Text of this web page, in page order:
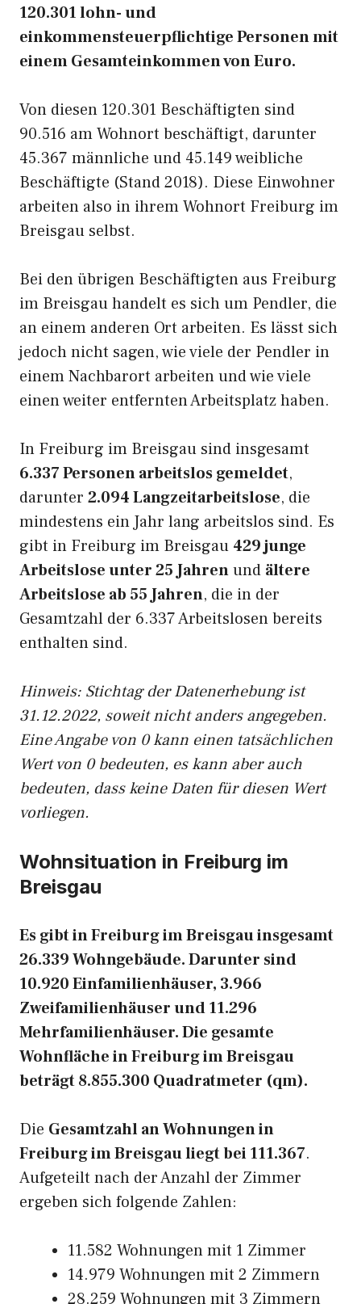
120.301 lohn- und
einkommensteuerpflichtige Personen mit
einem Gesamteinkommen von Euro.
Von diesen 120.301 Beschäftigten sind
90.516 am Wohnort beschäftigt, darunter
45.367 männliche und 45.149 weibliche
Beschäftigte (Stand 2018). Diese Einwohner
arbeiten also in ihrem Wohnort Freiburg im
Breisgau selbst.
Bei den übrigen Beschäftigten aus Freiburg
im Breisgau handelt es sich um Pendler, die
an einem anderen Ort arbeiten. Es lässt sich
jedoch nicht sagen, wie viele der Pendler in
einem Nachbarort arbeiten und wie viele
einen weiter entfernten Arbeitsplatz haben.
In Freiburg im Breisgau sind insgesamt
6.337 Personen arbeitslos gemeldet,
darunter 2.094 Langzeitarbeitslose, die
mindestens ein Jahr lang arbeitslos sind. Es
gibt in Freiburg im Breisgau 429 junge
Arbeitslose unter 25 Jahrenund ältere
Arbeitslose ab 55 Jahren, die in der
Gesamtzahl der 6.337 Arbeitslosen bereits
enthalten sind.
Hinweis: Stichtag der Datenerhebung ist
31.12.2022, soweit nicht anders angegeben.
Eine Angabe von 0 kann einen tatsächlichen
Wert von 0 bedeuten, es kann aber auch
bedeuten, dass keine Daten für diesen Wert
vorliegen.
Wohnsituation in Freiburg im
Breisgau
Es gibt in Freiburg im Breisgau insgesamt
26.339 Wohngebäude. Darunter sind
10.920 Einfamilienhäuser, 3.966
Zweifamilienhäuser und 11.296
Mehrfamilienhäuser. Die gesamte
Wohnfläche in Freiburg im Breisgau
beträgt 8.855.300 Quadratmeter (qm).
Die Gesamtzahl an Wohnungen in
Freiburg im Breisgau liegt bei 111.367.
Aufgeteilt nach der Anzahl der Zimmer
ergeben sich folgende Zahlen:
11.582 Wohnungen mit 1 Zimmer
14.979 Wohnungen mit 2 Zimmern
28.259 Wohnungen mit 3 Zimmern